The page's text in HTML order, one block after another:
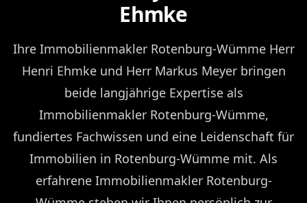
Ehmke
Ihre Immobilienmakler Rotenburg-Wümme Herr
Henri Ehmke und Herr Markus Meyer bringen
beide langjährige Expertise als
Immobilienmakler Rotenburg-Wümme,
fundiertes Fachwissen und eine Leidenschaft für
Immobilien in Rotenburg-Wümme mit. Als
erfahrene Immobilienmakler Rotenburg-